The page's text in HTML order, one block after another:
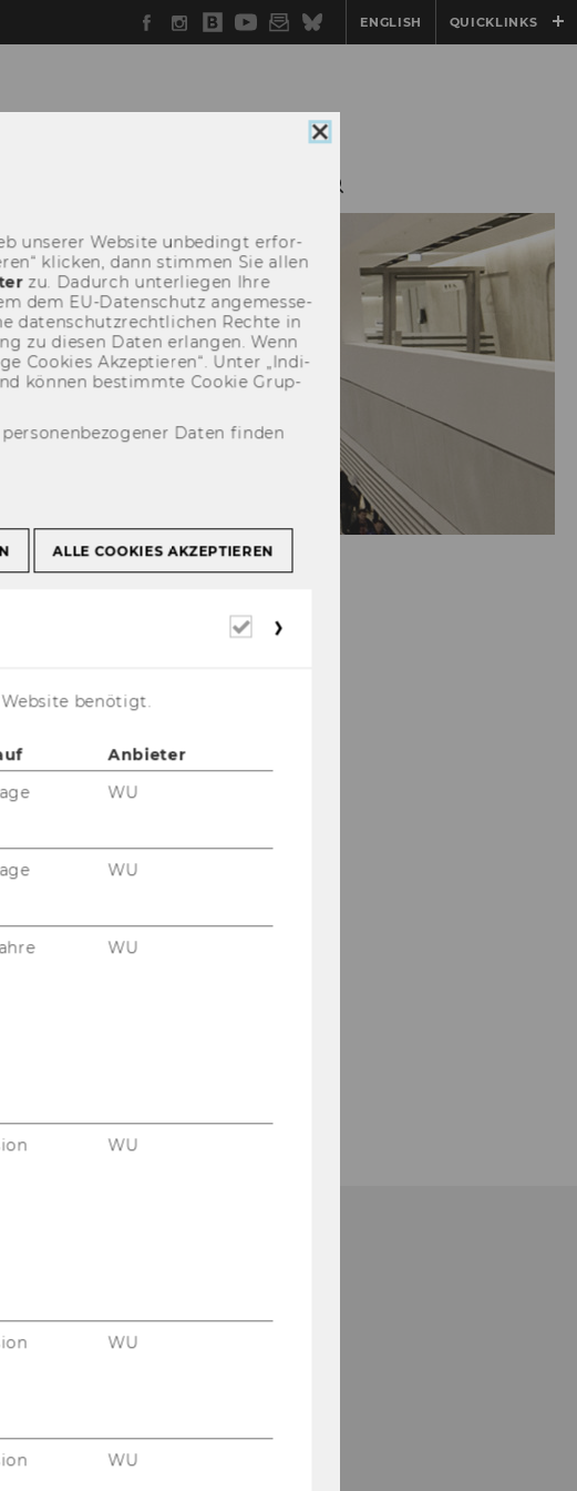
Facebook
Instagram
WU
Blog
YouTube
Newsletter
BlueskyENGLISH QUICKLINKS
Cookie
schließen
un­se­rer Web­site un­be­dingt er­for­
kli­cken, dann stim­men Sie allen
zu. Da­durch un­ter­lie­gen Ihre
dem EU-​Datenschutz an­ge­mes­se­
da­ten­schutz­recht­li­chen Rech­te in
zu die­sen Daten er­lan­gen. Wenn
Coo­kies Ak­zep­tie­ren“. Unter „In­di­
kön­nen be­stimm­te Coo­kie Grup­
Daten finden
ALLE COOKIES AKZEPTIEREN
Erforderliche
benötigt.
Anbieter
WU
WU
WU
WU
WU
WU